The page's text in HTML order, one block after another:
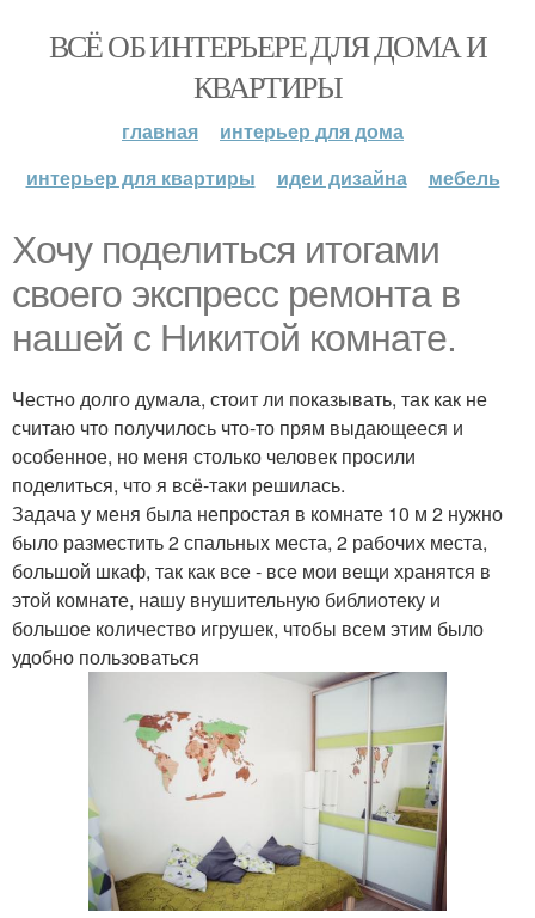
ВСЁ ОБ ИНТЕРЬЕРЕ ДЛЯ ДОМА И
КВАРТИРЫ
главная
интерьер для дома
интерьер для квартиры
идеи дизайна мебель
Хочу поделиться итогами
своего экспресс ремонта в
нашей с Никитой комнате.
Честно долго думала, стоит ли показывать, так как не
считаю что получилось что-то прям выдающееся и
особенное, но меня столько человек просили
поделиться, что я всё-таки решилась.
Задача у меня была непростая в комнате 10 м 2 нужно
было разместить 2 спальных места, 2 рабочих места,
большой шкаф, так как все - все мои вещи хранятся в
этой комнате, нашу внушительную библиотеку и
большое количество игрушек, чтобы всем этим было
удобно пользоваться